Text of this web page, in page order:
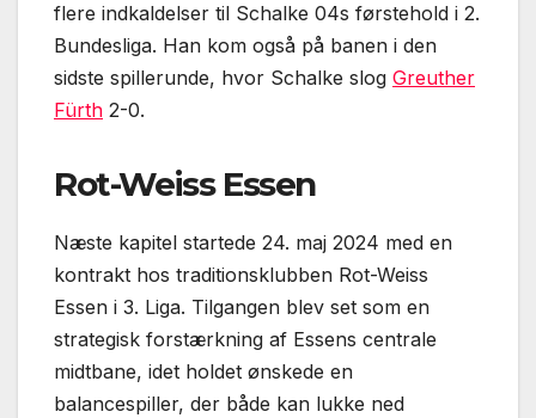
flere indkaldelser til Schalke 04s førstehold i 2.
Bundesliga. Han kom også på banen i den
sidste spillerunde, hvor Schalke slog Greuther
Fürth 2-0.
Rot-Weiss Essen
Næste kapitel startede 24. maj 2024 med en
kontrakt hos traditionsklubben Rot-Weiss
Essen i 3. Liga. Tilgangen blev set som en
strategisk forstærkning af Essens centrale
midtbane, idet holdet ønskede en
balancespiller, der både kan lukke ned